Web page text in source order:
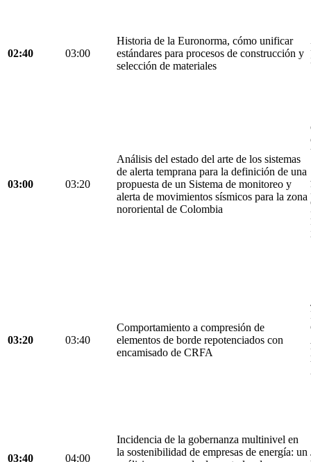
02:40 03:00
Historia de la Euronorma, cómo unificar
estándares para procesos de construcción y
selección de materiales
03:00 03:20
Análisis del estado del arte de los sistemas
de alerta temprana para la definición de una
propuesta de un Sistema de monitoreo y
alerta de movimientos sísmicos para la zona
nororiental de Colombia
03:20 03:40
Comportamiento a compresión de
elementos de borde repotenciados con
encamisado de CRFA
03:40 04:00
Incidencia de la gobernanza multinivel en
la sostenibilidad de empresas de energía: un